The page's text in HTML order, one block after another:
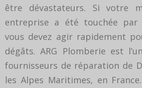
être dévastateurs. Si votre
entreprise a été touchée par
vous devez agir rapidement
dégâts. ARG Plomberie est
fournisseurs de réparation de
les Alpes Maritimes, en